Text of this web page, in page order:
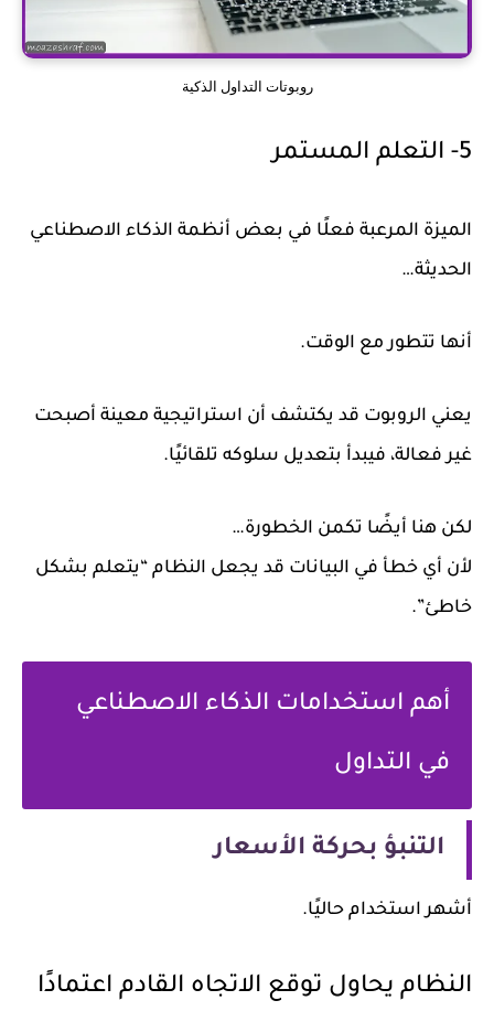
روبوتات التداول الذكية
5- التعلم المستمر
الميزة المرعبة فعلًا في بعض أنظمة الذكاء الاصطناعي
الحديثة…
أنها تتطور مع الوقت.
يعني الروبوت قد يكتشف أن استراتيجية معينة أصبحت
غير فعالة، فيبدأ بتعديل سلوكه تلقائيًا.
لكن هنا أيضًا تكمن الخطورة…
لأن أي خطأ في البيانات قد يجعل النظام “يتعلم بشكل
خاطئ”.
أهم استخدامات الذكاء الاصطناعي
في التداول
التنبؤ بحركة الأسعار
أشهر استخدام حاليًا.
النظام يحاول توقع الاتجاه القادم اعتمادًا